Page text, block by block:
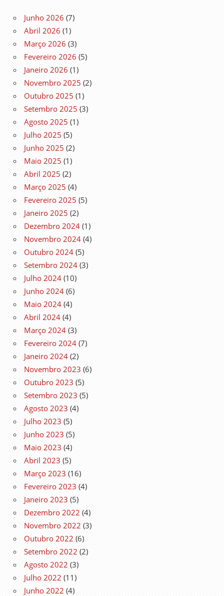
Junho 2026 (7)
Abril 2026 (1)
Março 2026 (3)
Fevereiro 2026 (5)
Janeiro 2026 (1)
Novembro 2025 (2)
Outubro 2025 (1)
Setembro 2025 (3)
Agosto 2025 (1)
Julho 2025 (5)
Junho 2025 (2)
Maio 2025 (1)
Abril 2025 (2)
Março 2025 (4)
Fevereiro 2025 (5)
Janeiro 2025 (2)
Dezembro 2024 (1)
Novembro 2024 (4)
Outubro 2024 (5)
Setembro 2024 (3)
Julho 2024 (10)
Junho 2024 (6)
Maio 2024 (4)
Abril 2024 (4)
Março 2024 (3)
Fevereiro 2024 (7)
Janeiro 2024 (2)
Novembro 2023 (6)
Outubro 2023 (5)
Setembro 2023 (5)
Agosto 2023 (4)
Julho 2023 (5)
Junho 2023 (5)
Maio 2023 (4)
Abril 2023 (5)
Março 2023 (16)
Fevereiro 2023 (4)
Janeiro 2023 (5)
Dezembro 2022 (4)
Novembro 2022 (3)
Outubro 2022 (6)
Setembro 2022 (2)
Agosto 2022 (3)
Julho 2022 (11)
Junho 2022 (4)